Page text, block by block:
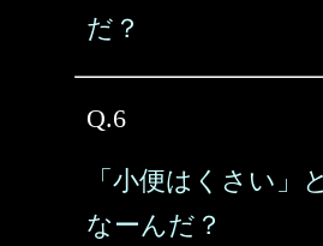
だ？
Q.6
「小便はくさい」
なーんだ？